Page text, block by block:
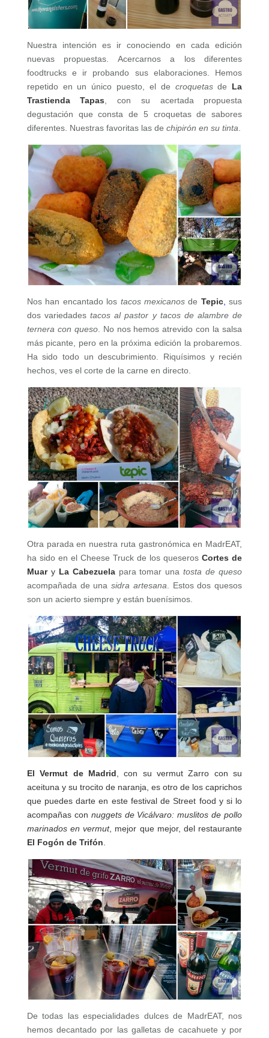
Nuestra intención es ir conociendo en cada edición
nuevas propuestas. Acercarnos a los diferentes
foodtrucks e ir probando sus elaboraciones. Hemos
repetido en un único puesto, el de croquetasde La
Trastienda Tapas , con su acertada propuesta
degustación que consta de 5 croquetas de sabores
diferentes. Nuestras favoritas las de chipirón en su tinta
Nos han encantado los tacos mexicanosde Tepic, sus
dos variedadestacos al pastor y tacos de alambre de
ternera con queso. No nos hemos atrevido con la salsa
más picante, pero en la próxima edición la probaremos.
Ha sido todo un descubrimiento. Riquísimos y recién
hechos, ves el corte de la carne en directo.
Otra parada en nuestra ruta gastronómica en MadrEAT,
ha sido en el Cheese Truck de los queserosCortes de
Muary La Cabezuelapara tomar unatosta de queso
acompañada de unasidra artesana. Estos dos quesos
son un acierto siempre y están buenísimos.
El Vermut de Madrid , con su vermut Zarro con su
aceituna y su trocito de naranja, es otro de los caprichos
que puedes darte en este festival de Street food y si lo
acompañas con nuggets de Vicálvaro: muslitos de pollo
marinados en vermut, mejor que mejor, del restaurante
El Fogón de Trifón
De todas las especialidades dulces de MadrEAT, nos
hemos decantado por las galletas de cacahuete y por